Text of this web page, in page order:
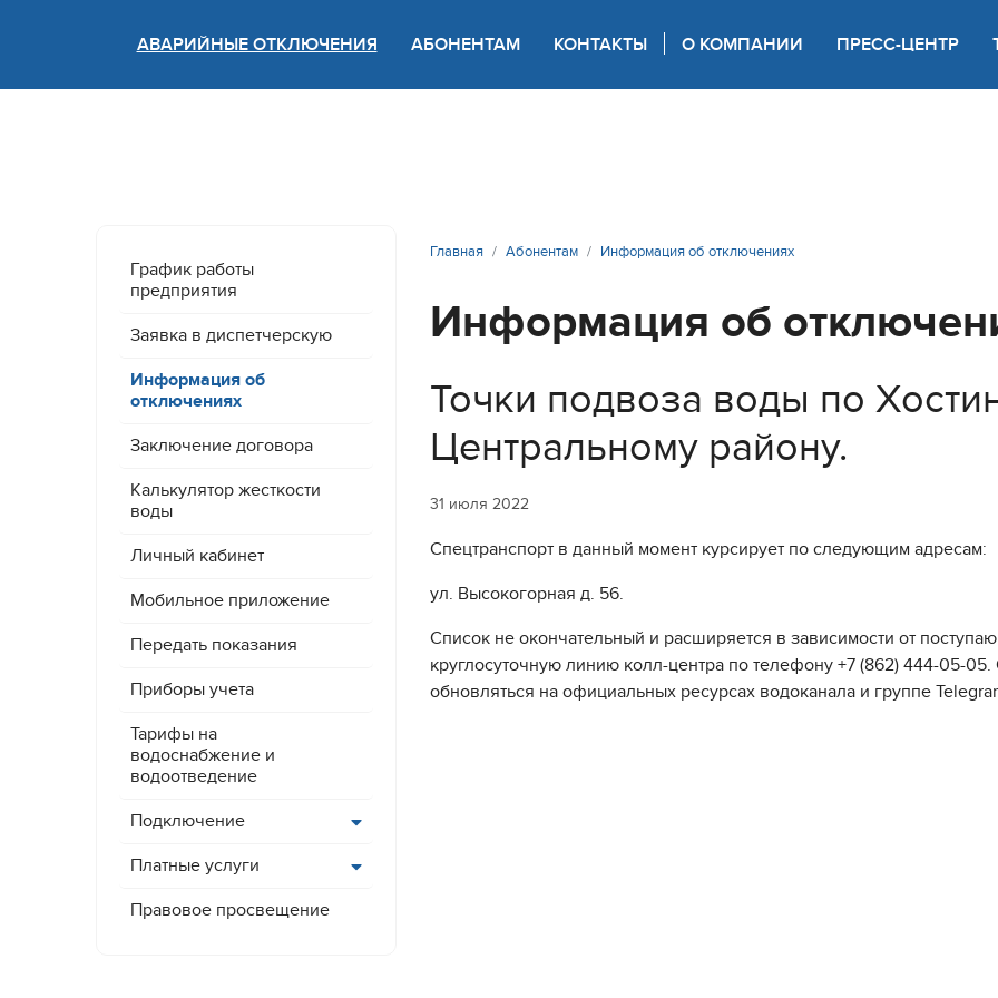
Версия для слабовидящих
АВАРИЙНЫЕ ОТКЛЮЧЕНИЯ АБОНЕНТАМ КОНТАКТЫ О КОМПАНИИ ПРЕСС-ЦЕНТР
График работы
предприятия
Заявка в диспетчерскую
Информация об
отключениях
Заключение договора
Калькулятор жесткости
воды
Личный кабинет
Мобильное приложение
Передать показания
Приборы учета
Тарифы на
водоснабжение и
водоотведение
Подключение
Платные услуги
Правовое просвещение
Главная Абонентам Информация об отключениях
Информация об
Точки подвоза воды по
Центральному району.
31 июля 2022
Спецтранспорт в данный момент курсирует по следующим адресам:
ул. Высокогорная д. 56.
Список не окончательный и расширяется в зависимости от
круглосуточную линию колл-центра по телефону +7 (862) 444-05-
обновляться на официальных ресурсах водоканала и группе